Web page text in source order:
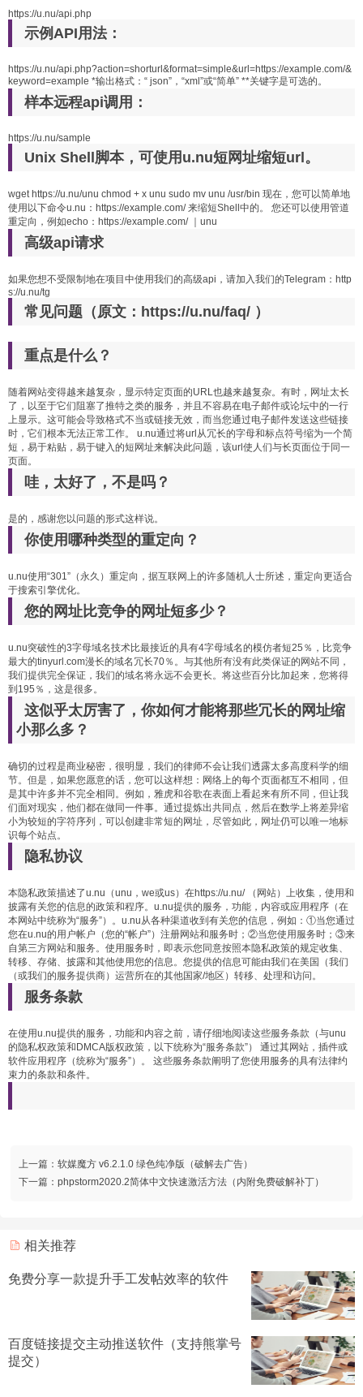
https://u.nu/api.php
示例API用法：
https://u.nu/api.php?action=shorturl&format=simple&url=https://example.com/&
keyword=example *输出格式：“ json”，“xml”或“简单” **关键字是可选的。
样本远程api调用：
https://u.nu/sample
Unix Shell脚本，可使用u.nu短网址缩短url。
wget https://u.nu/unu chmod + x unu sudo mv unu /usr/bin 现在，您可以简单地
使用以下命令u.nu：https://example.com/ 来缩短Shell中的。 您还可以使用管道
重定向，例如echo：https://example.com/ ｜unu
高级api请求
如果您想不受限制地在项目中使用我们的高级api，请加入我们的Telegram：http
s://u.nu/tg
常见问题（原文：https://u.nu/faq/ ）
重点是什么？
随着网站变得越来越复杂，显示特定页面的URL也越来越复杂。有时，网址太长
了，以至于它们阻塞了推特之类的服务，并且不容易在电子邮件或论坛中的一行
上显示。这可能会导致格式不当或链接无效，而当您通过电子邮件发送这些链接
时，它们根本无法正常工作。 u.nu通过将url从冗长的字母和标点符号缩为一个简
短，易于粘贴，易于键入的短网址来解决此问题，该url使人们与长页面位于同一
页面。
哇，太好了，不是吗？
是的，感谢您以问题的形式这样说。
你使用哪种类型的重定向？
u.nu使用“301”（永久）重定向，据互联网上的许多随机人士所述，重定向更适合
于搜索引擎优化。
您的网址比竞争的网址短多少？
u.nu突破性的3字母域名技术比最接近的具有4字母域名的模仿者短25％，比竞争
最大的tinyurl.com漫长的域名冗长70％。与其他所有没有此类保证的网站不同，
我们提供完全保证，我们的域名将永远不会更长。将这些百分比加起来，您将得
到195％，这是很多。
这似乎太厉害了，你如何才能将那些冗长的网址缩
小那么多？
确切的过程是商业秘密，很明显，我们的律师不会让我们透露太多高度科学的细
节。但是，如果您愿意的话，您可以这样想：网络上的每个页面都互不相同，但
是其中许多并不完全相同。例如，雅虎和谷歌在表面上看起来有所不同，但让我
们面对现实，他们都在做同一件事。通过提炼出共同点，然后在数学上将差异缩
小为较短的字符序列，可以创建非常短的网址，尽管如此，网址仍可以唯一地标
识每个站点。
隐私协议
本隐私政策描述了u.nu（unu，we或us）在https://u.nu/ （网站）上收集，使用和
披露有关您的信息的政策和程序。u.nu提供的服务，功能，内容或应用程序（在
本网站中统称为“服务”）。u.nu从各种渠道收到有关您的信息，例如：①当您通过
您在u.nu的用户帐户（您的“帐户”）注册网站和服务时；②当您使用服务时；③来
自第三方网站和服务。使用服务时，即表示您同意按照本隐私政策的规定收集、
转移、存储、披露和其他使用您的信息。您提供的信息可能由我们在美国（我们
（或我们的服务提供商）运营所在的其他国家/地区）转移、处理和访问。
服务条款
在使用u.nu提供的服务，功能和内容之前，请仔细地阅读这些服务条款（与unu
的隐私权政策和DMCA版权政策，以下统称为“服务条款”） 通过其网站，插件或
软件应用程序（统称为“服务”）。 这些服务条款阐明了您使用服务的具有法律约
束力的条款和条件。
上一篇： 软媒魔方 v6.2.1.0 绿色纯净版（破解去广告）
下一篇： phpstorm2020.2简体中文快速激活方法（内附免费破解补丁）
相关推荐
免费分享一款提升手工发帖效率的软件
百度链接提交主动推送软件（支持熊掌号
提交）